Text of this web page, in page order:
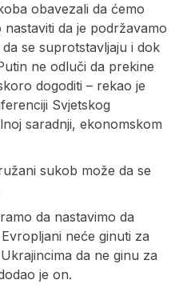
obavezali da ćemo
da je podržavamo
se suprotstavljaju i dok
ne odluči da prekine
dogoditi – rekao je
Svjetskog
saradnji, ekonomskom
sukob može da se
da nastavimo da
neće ginuti za
da ne ginu za
je on.